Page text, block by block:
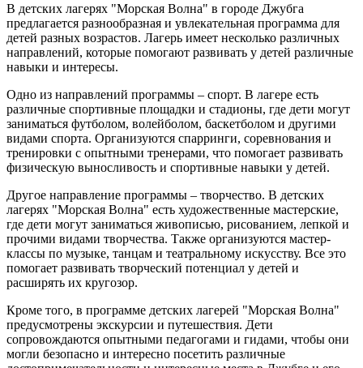
В детских лагерях "Морская Волна" в городе Джубга
предлагается разнообразная и увлекательная программа для
детей разных возрастов. Лагерь имеет несколько различных
направлений, которые помогают развивать у детей различные
навыки и интересы.
Одно из направлений программы – спорт. В лагере есть
различные спортивные площадки и стадионы, где дети могут
заниматься футболом, волейболом, баскетболом и другими
видами спорта. Организуются спарринги, соревнования и
тренировки с опытными тренерами, что помогает развивать
физическую выносливость и спортивные навыки у детей.
Другое направление программы – творчество. В детских
лагерях "Морская Волна" есть художественные мастерские,
где дети могут заниматься живописью, рисованием, лепкой и
прочими видами творчества. Также организуются мастер-
классы по музыке, танцам и театральному искусству. Все это
помогает развивать творческий потенциал у детей и
расширять их кругозор.
Кроме того, в программе детских лагерей "Морская Волна"
предусмотрены экскурсии и путешествия. Дети
сопровождаются опытными педагогами и гидами, чтобы они
могли безопасно и интересно посетить различные